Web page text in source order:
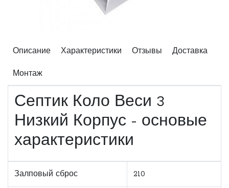
Описание Характеристики Отзывы Доставка
Монтаж
Септик Коло Веси 3
Низкий Корпус - основые
характеристики
Залповый сброс 210